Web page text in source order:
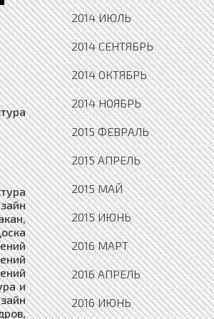
и дизайн Вышний Волочёк, Доска объявлений архитектура и дизайн Вяземский, Доска объявлений архитектура и дизайн Вязники, Доска объявлений архитектура и дизайн Вязьма, Доска объявлений архитектура и дизайн Вятские Поляны, Доска объявлений архитектура и дизайн Гаврилов Посад, Доска объявлений архитектура и дизайн Гаврилов-Ям, Доска объявлений архитектура и дизайн Гагарин, Доска объявлений архитектура и дизайн Гаджиево, Доска объявлений архитектура и дизайн Гай, Доска объявлений ар
2014 ИЮЛЬ
2014 СЕНТЯБРЬ
2014 ОКТЯБРЬ
2014 НОЯБРЬ
2015 ФЕВРАЛЬ
2015 АПРЕЛЬ
2015 МАЙ
2015 ИЮНЬ
2016 МАРТ
2016 АПРЕЛЬ
2016 ИЮНЬ